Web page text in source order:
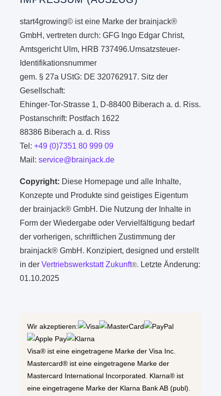
start4growing© ist eine Marke der brainjack®
GmbH, vertreten durch: GFG Ingo Edgar Christ,
Amtsgericht Ulm, HRB 737496.Umsatzsteuer-
Identifikationsnummer
gem. § 27a UStG: DE 320762917. Sitz der
Gesellschaft:
Ehinger-Tor-Strasse 1, D-88400 Biberach a. d. Riss.
Postanschrift: Postfach 1622
88386 Biberach a. d. Riss
Tel:+49 (0)7351 80 999 09
Mail:service@brainjack.de
Copyright: Diese Homepage und alle Inhalte,
Konzepte und Produkte sind geistiges Eigentum
der brainjack® GmbH. Die Nutzung der Inhalte in
Form der Wiedergabe oder Vervielfältigung bedarf
der vorherigen, schriftlichen Zustimmung der
brainjack® GmbH. Konzipiert, designed und erstellt
in derVertriebswerkstatt Zukunft®. Letzte Änderung:
01.10.2025
Wir akzeptieren:
Visa® ist eine eingetragene Marke der Visa Inc.
Mastercard® ist eine eingetragene Marke der
Mastercard International Incorporated. Klarna® ist
eine eingetragene Marke der Klarna Bank AB (publ).